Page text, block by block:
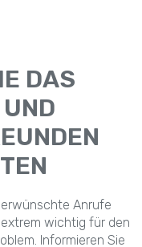
DAS
Anrufe
wichtig für den
Informieren Sie